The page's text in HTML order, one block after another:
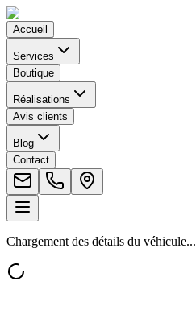
Accueil
Services
Boutique
Réalisations
Avis clients
Blog
Contact
Chargement des détails du véhicule...